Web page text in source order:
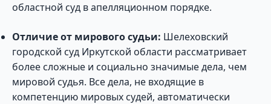
областной суд в апелляционном порядке.
Отличие от мирового судьи: Шелеховский
городской суд Иркутской области рассматривает
более сложные и социально значимые дела, чем
мировой судья. Все дела, не входящие в
компетенцию мировых судей, автоматически